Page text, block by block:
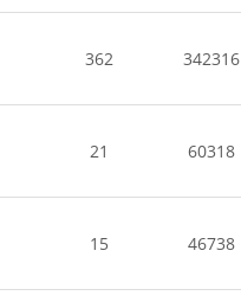
362 342316
21 60318
15 46738